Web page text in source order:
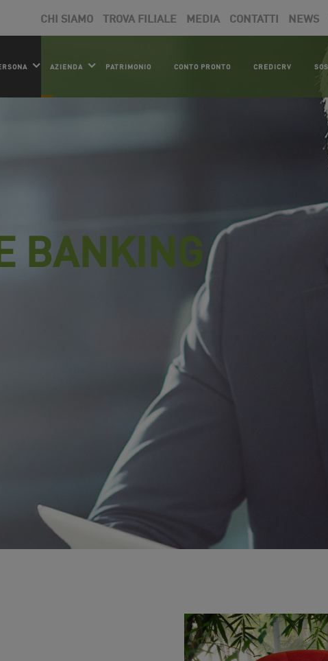
CHI SIAMO TROVA FILIALE MEDIA CONTATTI NEWS
AZIENDA PATRIMONIO CONTO PRONTO CREDICRV
BANKING